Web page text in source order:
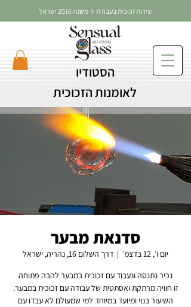
הסטודיו
לאומנות הזכוכית
יצירות זכוכית בעבודת יד משנת 2016 ישראל
סדנאת מבער
יום ו׳, 12 בדצמ׳
  |
דרך השלום 16, נהריה, ישראל
השיעור בנוי ומיועד במיוחד למי שמעולם לא עבדו עם